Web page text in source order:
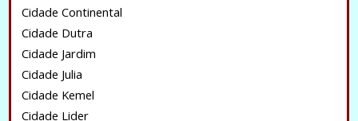
Cidade Continental
Cidade Dutra
Cidade Jardim
Cidade Julia
Cidade Kemel
Cidade Lider